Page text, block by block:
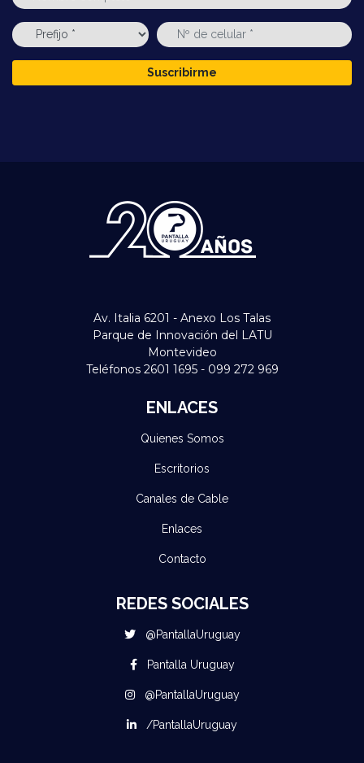
Suscribirme
Av. Italia 6201 - Anexo Los Talas
Parque de Innovación del LATU
Montevideo
Teléfonos 2601 1695 - 099 272 969
ENLACES
Quienes Somos
Escritorios
Canales de Cable
Enlaces
Contacto
REDES SOCIALES
@PantallaUruguay
Pantalla Uruguay
@PantallaUruguay
/PantallaUruguay